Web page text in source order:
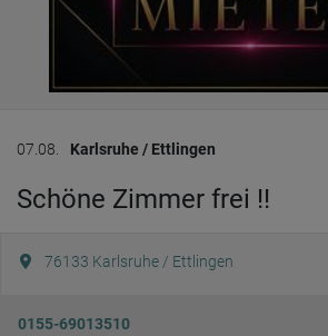
07.08. Karlsruhe / Ettlingen
Schöne Zimmer frei !!
76133 Karlsruhe / Ettlingen
0155-69013510